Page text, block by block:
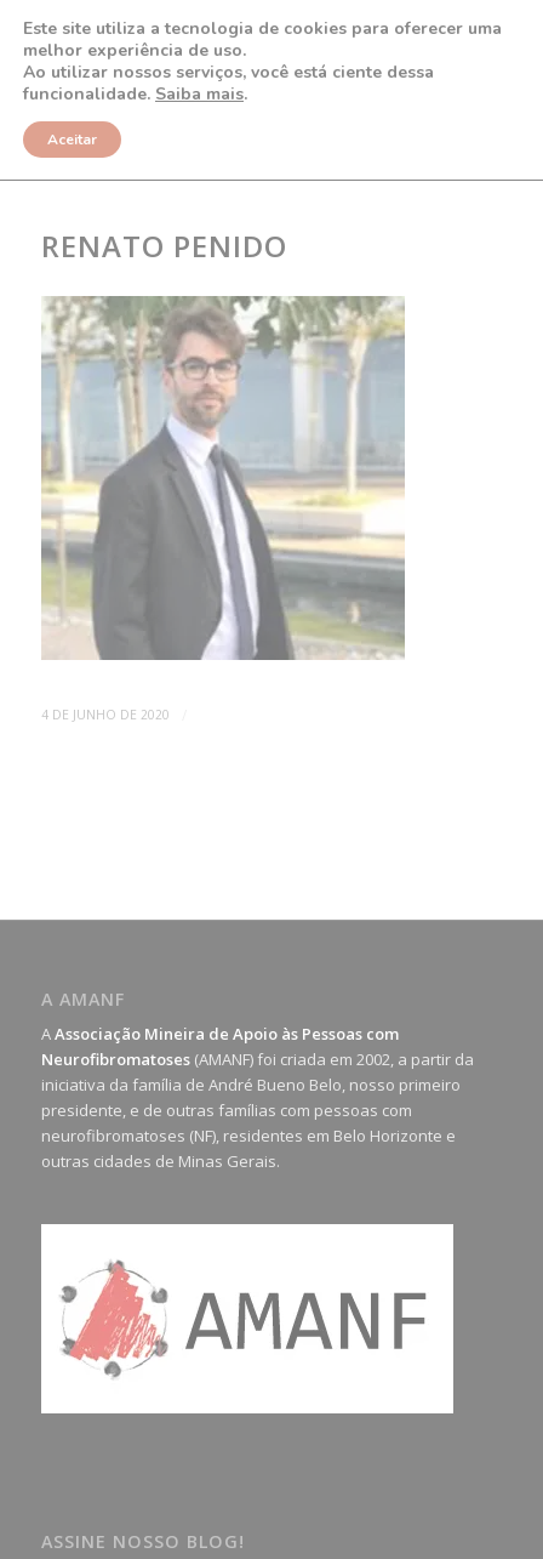
NOTÍCIAS
RENATO PENIDO
4 DE JUNHO DE 2020
A AMANF
AAssociação Mineira de Apoio às Pessoas com
Neurofibromatoses(AMANF) foi criada em 2002, a partir da
iniciativa da família de André Bueno Belo, nosso primeiro
presidente, e de outras famílias com pessoas com
neurofibromatoses (NF), residentes em Belo Horizonte e
outras cidades de Minas Gerais.
ASSINE NOSSO BLOG!
Este site utiliza a tecnologia de cookies para oferecer uma
melhor experiência de uso.
Ao utilizar nossos serviços, você está ciente dessa
funcionalidade. Saiba mais.
Aceitar